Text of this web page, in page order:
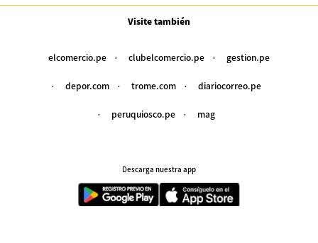
Visite también
elcomercio.pe clubelcomercio.pe gestion.pe
depor.com trome.com diariocorreo.pe
peruquiosco.pe mag
Descarga nuestra app